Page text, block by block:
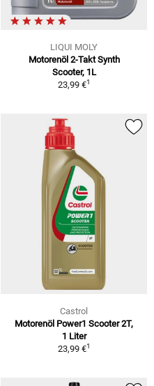
LIQUI MOLY
Motorenöl 2-Takt Synth
Scooter, 1L
23,99 €1
Castrol
Motorenöl Power1 Scooter 2T,
1 Liter
23,99 €1